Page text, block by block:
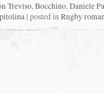
Treviso,Bocchino,Daniele
| posted inRugby